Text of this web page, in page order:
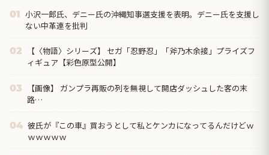
01 小沢一郎氏、デニー氏の沖縄知事選支援を表明。デニー氏を支援し
ない中革連を批判
02
【〈物語〉シリーズ】 セガ「忍野忍」「斧乃木余接」プライズフ
ィギュア【彩色原型公開】
03
【画像】 ガンプラ再販の列を無視して開店ダッシュした客の末
路…
04 彼氏が『この車』買おうとして私とケンカになってるんだけどｗ
ｗｗｗｗｗ